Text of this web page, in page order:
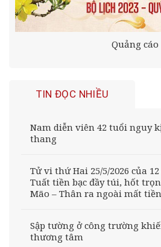
Quảng cáo
TIN ĐỌC NHIỀU
Nam diễn viên 42 tuổi nguy
thang
Tử vi thứ Hai 25/5/2026 của
Tuất tiền bạc đầy túi, hốt
Mão – Thân ra ngoài mất
Sập tường ở công trường
thương tâm